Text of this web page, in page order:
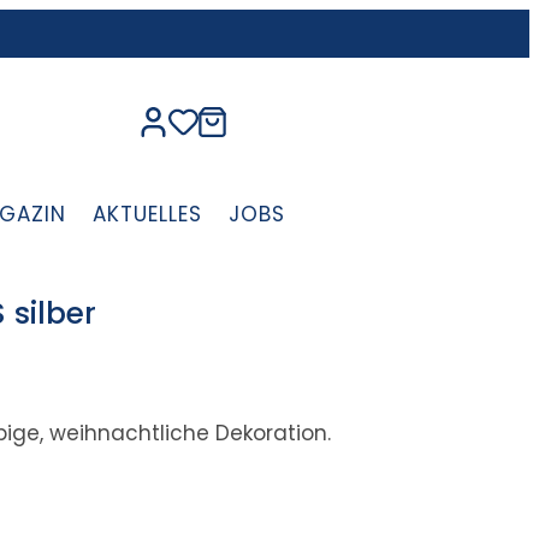
AKTUELLES JOBS
silber
weihnachtliche Dekoration.